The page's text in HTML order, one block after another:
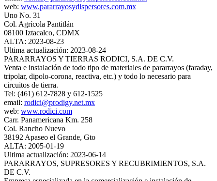
web: www.pararrayosydispersores.com.mx
Uno No. 31
Col. Agrícola Pantitlán
08100 Iztacalco, CDMX
ALTA: 2023-08-23
Ultima actualización: 2023-08-24
PARARRAYOS Y TIERRAS RODICI, S.A. DE C.V.
Venta e instalación de todo tipo de materiales de pararrayos (faraday,
tripolar, dipolo-corona, reactiva, etc.) y todo lo necesario para
circuitos de tierra.
Tel: (461) 612-7828 y 612-1525
email: rodici@prodigy.net.mx
web: www.rodici.com
Carr. Panamericana Km. 258
Col. Rancho Nuevo
38192 Apaseo el Grande, Gto
ALTA: 2005-01-19
Ultima actualización: 2023-06-14
PARARRAYOS, SUPRESORES Y RECUBRIMIENTOS, S.A.
DE C.V.